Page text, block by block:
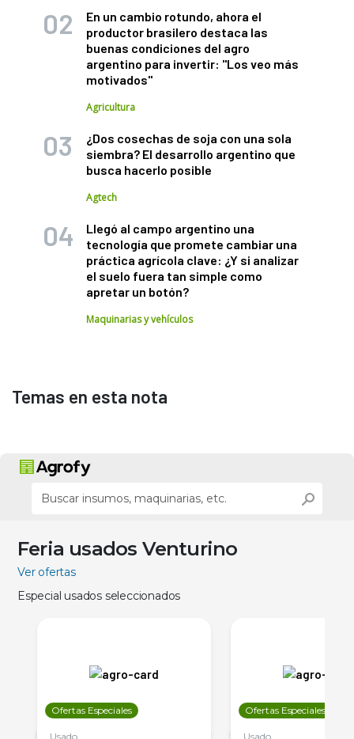
En un cambio rotundo, ahora el
productor brasilero destaca las
buenas condiciones del agro
argentino para invertir: "Los veo más
motivados"
Agricultura
¿Dos cosechas de soja con una sola
siembra? El desarrollo argentino que
busca hacerlo posible
Agtech
Llegó al campo argentino una
tecnología que promete cambiar una
práctica agrícola clave: ¿Y si analizar
el suelo fuera tan simple como
apretar un botón?
Maquinarias y vehículos
Temas en esta nota
Feria usados Venturino
Ver ofertas
Especial usados seleccionados
Ofertas Especiales
Usado
Ofertas Especiales
Usado